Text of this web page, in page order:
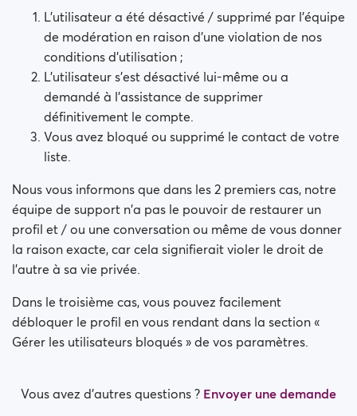
L'utilisateur a été désactivé / supprimé par l'équipe
de modération en raison d'une violation de nos
conditions d'utilisation ;
L'utilisateur s'est désactivé lui-même ou a
demandé à l'assistance de supprimer
définitivement le compte.
Vous avez bloqué ou supprimé le contact de votre
liste.
Nous vous informons que dans les 2 premiers cas, notre
équipe de support n'a pas le pouvoir de restaurer un
profil et / ou une conversation ou même de vous donner
la raison exacte, car cela signifierait violer le droit de
l'autre à sa vie privée.
Dans le troisième cas, vous pouvez facilement
débloquer le profil en vous rendant dans la section «
Gérer les utilisateurs bloqués » de vos paramètres.
Vous avez d’autres questions ? Envoyer une demande